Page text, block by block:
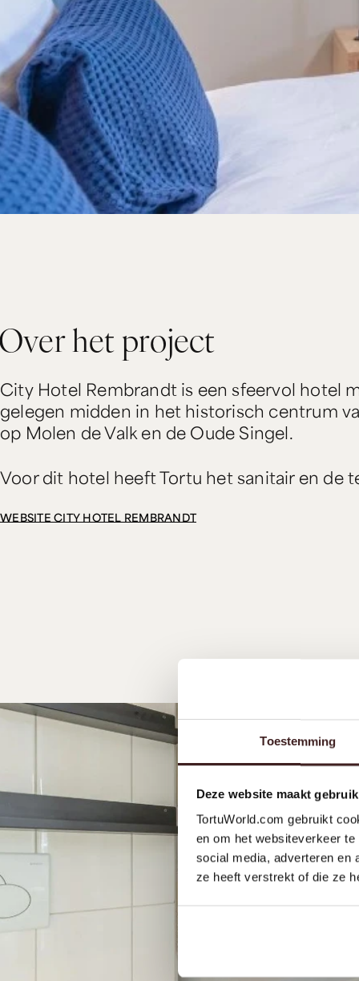
Toestemming
Deze website maakt
TortuWorld.com gebruikt
en om het websiteverkeer
social media, adverteren en
ze heeft verstrekt of die ze
verhetproject
City Hotel Rembrandt is een sfeervol hotel
gelegen midden in het historisch centrum
op Molen de Valk en de Oude Singel.
Voor dit hotel heeft Tortu het sanitair en de
WEBSITE CITY HOTEL REMBRANDT